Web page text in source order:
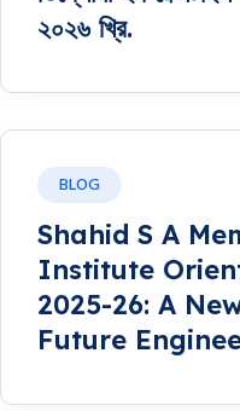
২০২৬ খ্রি.
BLOG
Shahid S A
Institute
2025-26: A
Future